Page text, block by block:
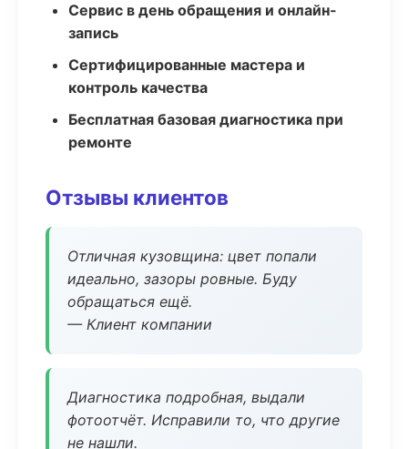
Сервис в день обращения и онлайн-
запись
Сертифицированные мастера и
контроль качества
Бесплатная базовая диагностика при
ремонте
Отзывы клиентов
Отличная кузовщина: цвет попали
идеально, зазоры ровные. Буду
обращаться ещё.
— Клиент компании
Диагностика подробная, выдали
фотоотчёт. Исправили то, что другие
не нашли.